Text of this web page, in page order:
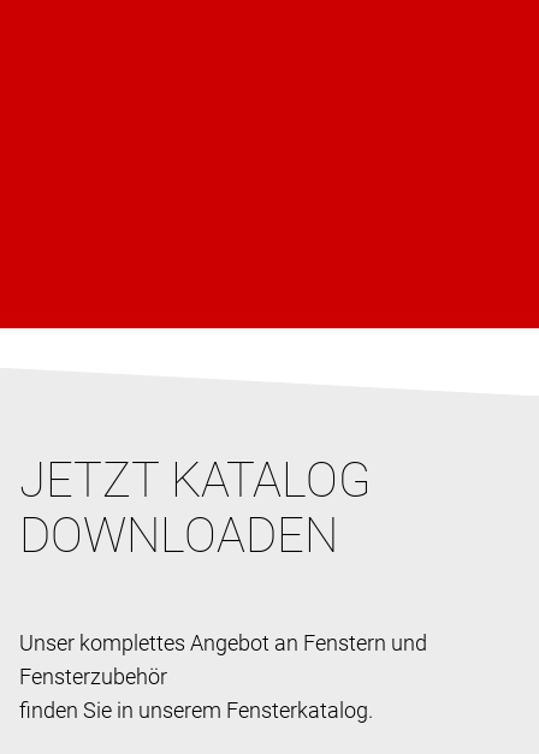
JETZT KATALOG
DOWNLOADEN
Unser komplettes Angebot an Fenstern und
Fensterzubehör
finden Sie in unserem Fensterkatalog.